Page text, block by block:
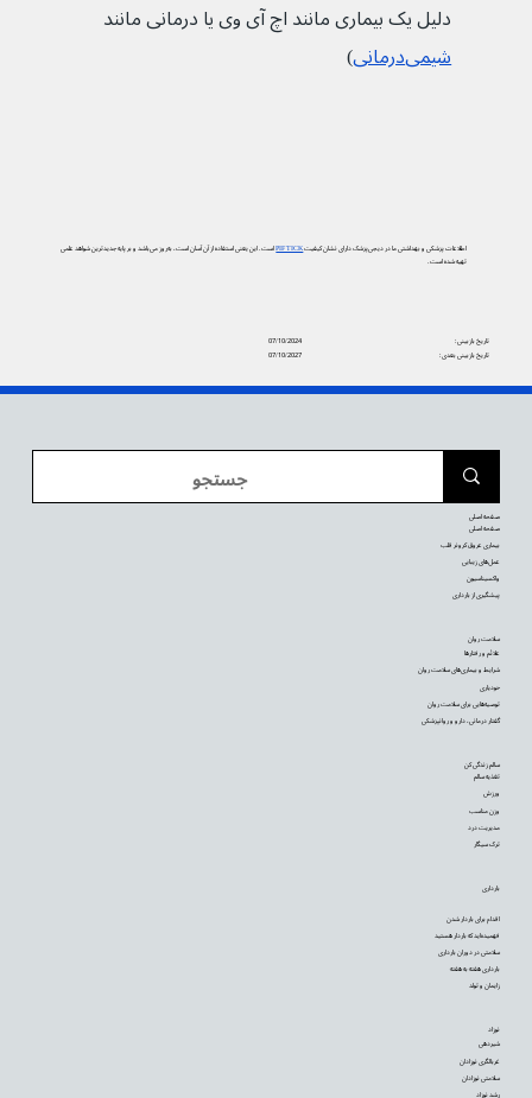
دلیل یک بیماری مانند اچ آی وی یا درمانی مانند
شیمی‌درمانی
)
اطلاعات پزشکی و بهداشتی ما در دیجی‌پزشک دارای نشان کیفیتPIF TICKاست. این یعنی استفاده از آن آسان است، به‌روز می‌باشد و بر پایه جدیدترین شواهد علمی
تهیه شده است.
07/10/2024
تاریخ بازبینی:
07/10/2027
تاریخ بازبینی بعدی:
نوزاد
شیردهی
غربالگری نوزادان
سلامتی نوزادان
رشد نوزاد
بارداری
اقدام برای باردار شدن
فهمیده‌اید که باردار هستید
سلامتی در دوران بارداری
بارداری هفته به هفته
زایمان و تولد
سالم زندگی کن
تغذیه سالم
ورزش
وزن مناسب
مدیریت درد
ترک سیگار
سلامت روان
علائم و رفتارها
شرایط و بیماری‌های سلامت روان
خودیاری
توصیه‌‌هایی برای سلامت روان
گفتار درمانی، دارو و روانپزشکی
صفحه اصلی
صفحه اصلی
بیماری عروق کرونر قلب
عمل‌های زیبایی
واکسیناسیون
پیشگیری از بارداری